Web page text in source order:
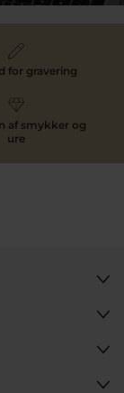
for gravering
af smykker og
ure